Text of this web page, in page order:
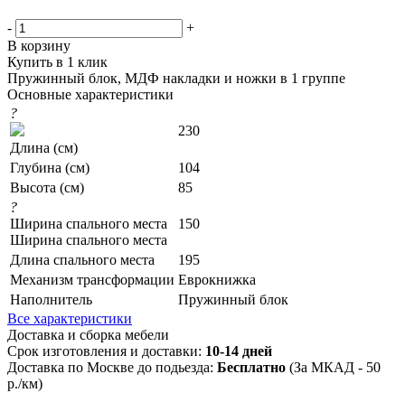
-
+
В корзину
Купить в 1 клик
Пружинный блок, МДФ накладки и ножки в 1 группе
Основные характеристики
?
Длина (см)
230
Глубина (см)
104
Высота (см)
85
?
Ширина спального места
Ширина спального места
150
Длина спального места
195
Механизм трансформации Еврокнижка
Наполнитель
Пружинный блок
Все характеристики
Доставка и сборка мебели
Срок изготовления и доставки: 10-14 дней
Доставка по Москве до подьезда: Бесплатно (За МКАД - 50
р./км)